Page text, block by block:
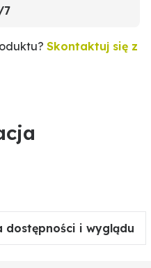
7
Skontaktuj się z
dostępności i wyglądu